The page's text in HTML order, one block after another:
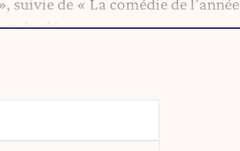
suivie de « La comédie de l’année
du ski.